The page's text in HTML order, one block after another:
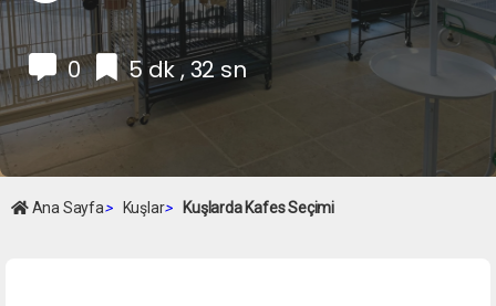
0 5 dk , 32 sn
Ana Sayfa> Kuşlar> Kuşlarda Kafes Seçimi